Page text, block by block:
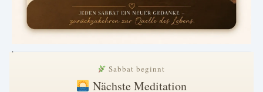
.
Sabbat beginnt
Nächste Meditation